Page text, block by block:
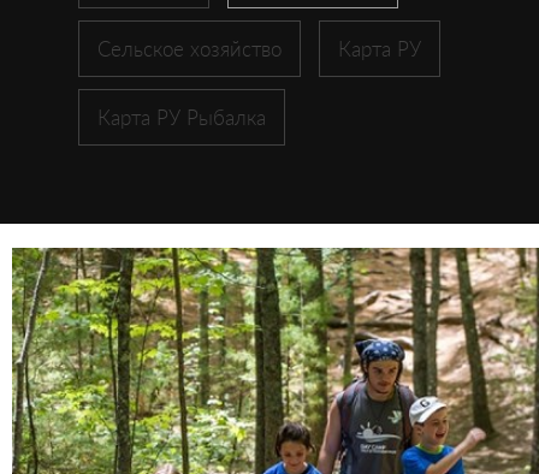
Сельское хозяйство Карта РУ
Карта РУ Рыбалка